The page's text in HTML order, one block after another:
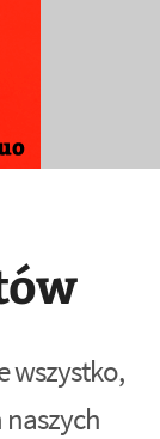
wszystko,